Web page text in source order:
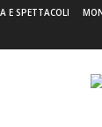
E SPETTACOLI